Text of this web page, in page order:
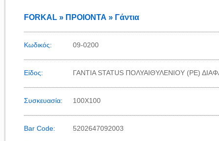
FORKAL » ΠΡΟΙΟΝΤΑ » Γάντια
Κωδικός: 09-0200
Είδος: ΓΑΝΤΙΑ STATUS ΠΟΛΥΑΙΘΥΛΕΝΙΟΥ (PE)
Συσκευασία: 100Χ100
Bar Code: 5202647092003